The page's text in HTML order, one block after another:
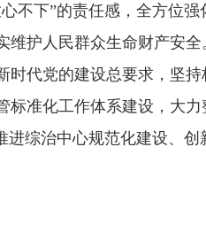
下”的责任感，全方位强
维护人民群众生命财产安
代党的建设总要求，坚持
准化工作体系建设，大
综治中心规范化建设、